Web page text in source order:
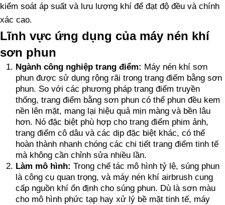
kiểm soát áp suất và lưu lượng khí để đạt độ đều và chính
xác cao.
Lĩnh vực ứng dụng của máy nén khí
sơn phun
Ngành công nghiệp trang điểm: Máy nén khí sơn
phun được sử dụng rộng rãi trong trang điểm bằng sơn
phun. So với các phương pháp trang điểm truyền
thống, trang điểm bằng sơn phun có thể phun đều kem
nền lên mặt, mang lại hiệu quả mịn màng và bền lâu
hơn. Nó đặc biệt phù hợp cho trang điểm phim ảnh,
trang điểm cô dâu và các dịp đặc biệt khác, có thể
hoàn thành nhanh chóng các chi tiết trang điểm tinh tế
mà không cần chỉnh sửa nhiều lần.
Làm mô hình: Trong chế tác mô hình tỷ lệ, súng phun
là công cụ quan trọng, và máy nén khí airbrush cung
cấp nguồn khí ổn định cho súng phun. Dù là sơn màu
cho mô hình phức tạp hay xử lý bề mặt tinh tế, máy